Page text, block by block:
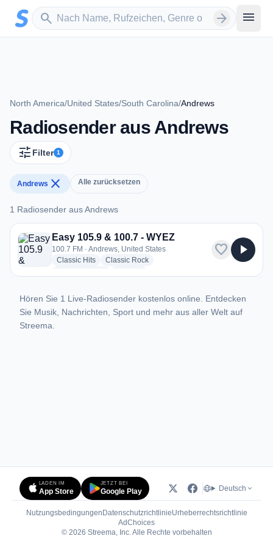
Zum Hauptinhalt springen
search
Sender suchen arrow_forward menu
North America/United States/South Carolina/Andrews
Radiosender aus Andrews
tune Filter 1
Andrews close Alle zurücksetzen
1 Radiosender aus Andrews
1 Radiosender aus Andrews
Easy 105.9 & 100.7 - WYEZ
100.7 FM · Andrews, United States
Classic Hitsradio stations
Classic Rockradio stations
more genres for Easy 105.9 & 100.7 - WYEZ
favorite play_arrow
Hören Sie 1 Live-Radiosender kostenlos online. Entdecken
Sie Musik, Nachrichten, Sport und mehr aus aller Welt auf
Streema.
LADEN IM
App Store
JETZT BEI
Google Play Deutsch
Nutzungsbedingungen DatenschutzrichtlinieUrheberrechtsrichtlinie
AdChoices(öffnet in neuem Tab)
© 2026 Streema, Inc. Alle Rechte vorbehalten